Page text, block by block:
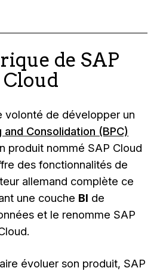
de SAP
volonté de développer un
and Consolidation (BPC)
produit nommé SAP Cloud
des fonctionnalités de
allemand complète ce
une couche BI de
et le renomme SAP
.
évoluer son produit, SAP